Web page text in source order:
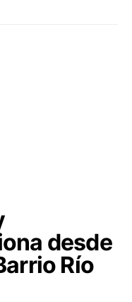
desde
Río